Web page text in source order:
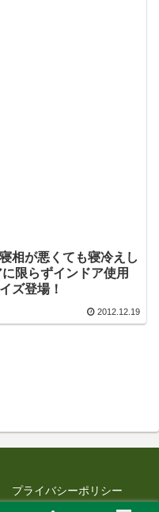
相が悪くても寝冷えし
限らずインドア使用
ズ登場！
2012.12.19
プライバシーポリシー